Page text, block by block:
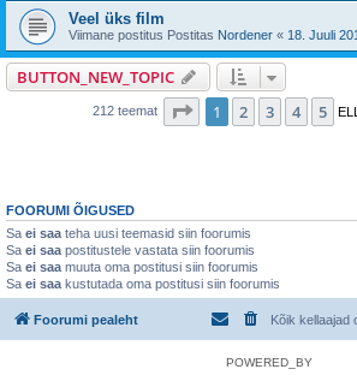
Veel üks film
Viimane postitus Postitas Nordener « 18. Juuli
BUTTON_NEW_TOPIC
212 teemat 1 . leht7 -st
1 2 3 4 5
FOORUMI ÕIGUSED
Sa ei saa teha uusi teemasid siin foorumis
Sa ei saa postitustele vastata siin foorumis
Sa ei saa muuta oma postitusi siin foorumis
Sa ei saa kustutada oma postitusi siin foorumis
Foorumi pealeht Kõik kellaajad
POWERED_BY